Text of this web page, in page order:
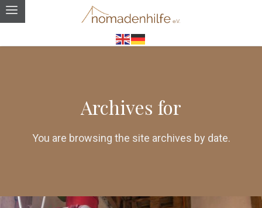
Archives for
You are browsing the site archives by date.